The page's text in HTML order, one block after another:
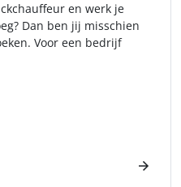
en werk je
Dan ben jij misschien
Voor een bedrijf